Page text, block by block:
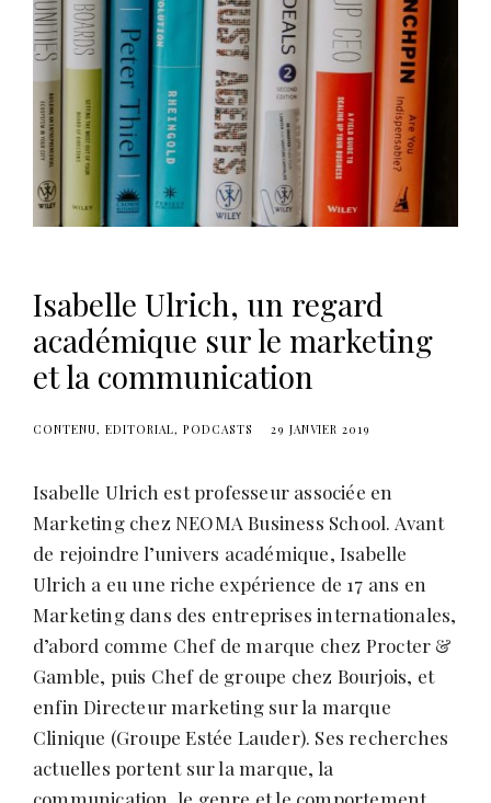
s
Isabelle Ulrich, un regard
académique sur le marketing
et la communication
CONTENU EDITORIAL PODCASTS 29 JANVIER 2019
Isabelle Ulrich est professeur associée en
Marketing chez NEOMA Business School. Avant
de rejoindre l’univers académique, Isabelle
Ulrich a eu une riche expérience de 17 ans en
Marketing dans des entreprises internationales,
d’abord comme Chef de marque chez Procter &
Gamble, puis Chef de groupe chez Bourjois, et
enfin Directeur marketing sur la marque
Clinique (Groupe Estée Lauder). Ses recherches
actuelles portent sur la marque, la